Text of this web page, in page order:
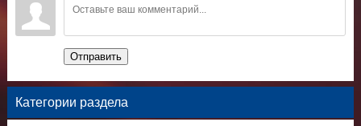
Отправить
Категории раздела